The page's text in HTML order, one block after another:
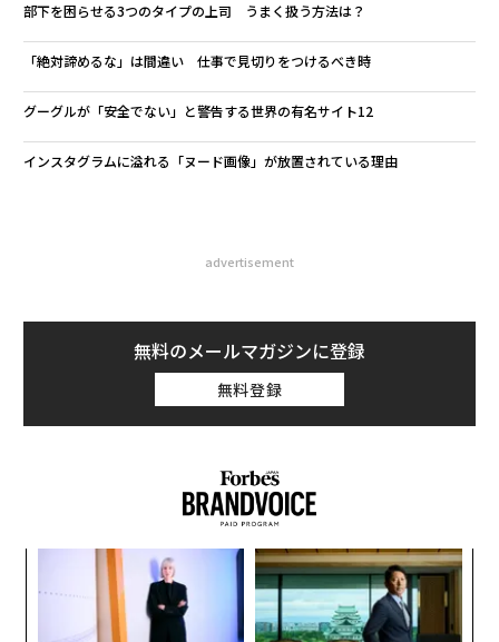
部下を困らせる3つのタイプの上司 うまく扱う方法は？
「絶対諦めるな」は間違い 仕事で見切りをつけるべき時
グーグルが「安全でない」と警告する世界の有名サイト12
インスタグラムに溢れる「ヌード画像」が放置されている理由
advertisement
無料のメールマガジンに登録
無料登録